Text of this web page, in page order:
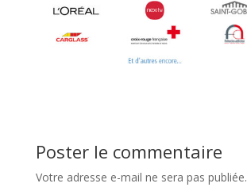
Poster le commentaire
Votre adresse e-mail ne sera pas publiée.